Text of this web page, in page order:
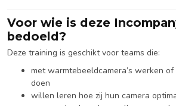
Voor wie is deze
bedoeld?
Deze training is geschikt voor teams die:
met warmtebeeldcamera’s werken
doen
willen leren hoe zij hun camera